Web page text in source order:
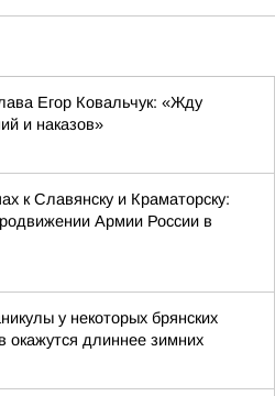
Егор Ковальчук: «Жду
и наказов»
к Славянску и Краматорску:
Армии России в
у некоторых брянских
окажутся длиннее зимних